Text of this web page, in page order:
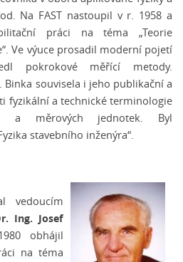
Na FAST nastoupil v r. 1958 a
práci na téma „Teorie
Ve výuce prosadil moderní pojetí
pokrokové měřící metody.
Binka souvisela i jeho publikační a
fyzikální a technické terminologie
a měrových jednotek. Byl
stavebního inženýra“.
vedoucím
Ing. Josef
obhájil
na téma